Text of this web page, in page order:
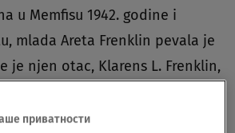
u Memfisu 1942. godine i
mlada Areta Frenklin pevala je
je njen otac, Klarens L. Frenklin,
stopama.Aretin rad u ime
приватности